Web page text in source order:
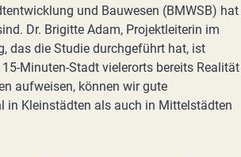
und Bauwesen (BMWSB) hat
Dr. Brigitte Adam, Projektleiterin im
das die Studie durchgeführt hat, ist
Minuten-Stadt vielerorts bereits Realität
aufweisen, können wir gute
in Kleinstädten als auch in Mittelstädten